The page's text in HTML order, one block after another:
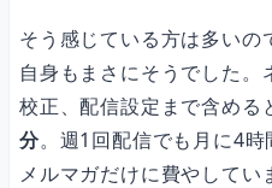
むしろ良くなったこと
そう感じている方は多いの
自身もまさにそうでした。
校正、配信設定まで含める
分。週1回配信でも月に4
メルマガだけに費やしてい